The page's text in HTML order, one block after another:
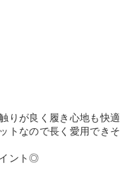
りが良く履き心地も快適
トなので長く愛用できそ
ント◎